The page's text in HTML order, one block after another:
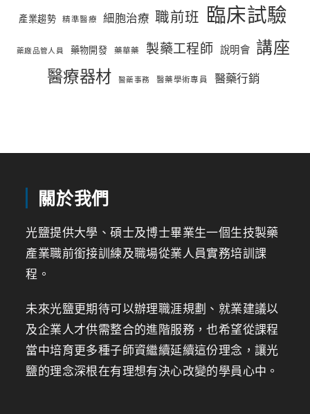
產業趨勢 精準醫療 細胞治療 職前班 臨床試驗
藥廠品管人員 藥物開發 藥華藥 製藥工程師 說明會 講座
醫療器材 醫藥事務 醫藥學術專員 醫藥行銷
關於我們
光鹽提供大學、碩士及博士畢業生一個生技製藥
產業職前銜接訓練及職場從業人員實務培訓課
程。
未來光鹽更期待可以辦理職涯規劃、就業建議以
及企業人才供需整合的進階服務，也希望從課程
當中培育更多種子師資繼續延續這份理念，讓光
鹽的理念深根在有理想有決心改變的學員心中。